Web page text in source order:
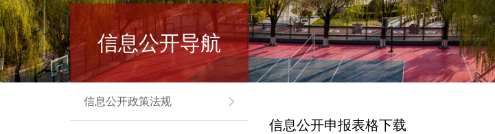
信息公开导航
信息公开政策法规
信息公开申报表格下载